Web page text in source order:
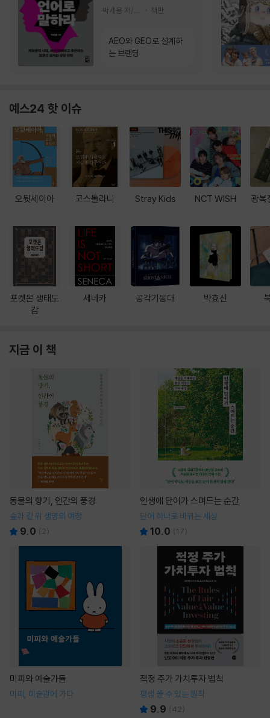
책만
AEO와 GEO로 설계하
는 브랜딩
예스24 핫 이슈
오뒷세이아
포켓몬 생태도
감
코스톨라니
세네카
Stray Kids
공각기동대
NCT WISH
박효신
광복
지금 이 책
동물의 향기, 인간의 풍경
숲과 길 위 생명의 여정
9.0 ( 2)
인생에 단어가 스며드는 순간
단어 하나로 바뀌는 세상
10.0 (17)
미피와 예술가들
미피, 미술관에 가다
적정 주가 가치투자 법칙
평생 쓸 수 있는 원칙
9.9 (42)